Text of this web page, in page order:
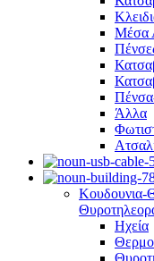
Μέσα
Άλλα
Κουδουνια-
Ηχεία